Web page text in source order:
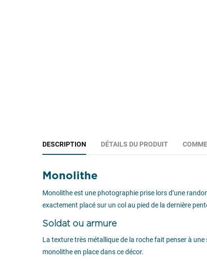
DESCRIPTION DÉTAILS DU PRODUIT
Monolithe
Monolithe est une photographie prise lors d’une
exactement placé sur un col au pied de la dernière
Soldat ou armure
La texture très métallique de la roche fait penser à
monolithe en place dans ce décor.